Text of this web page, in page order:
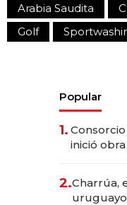
Arabia Saudita
Golf
Popular
1.
inició
millones
2.Charrúa,